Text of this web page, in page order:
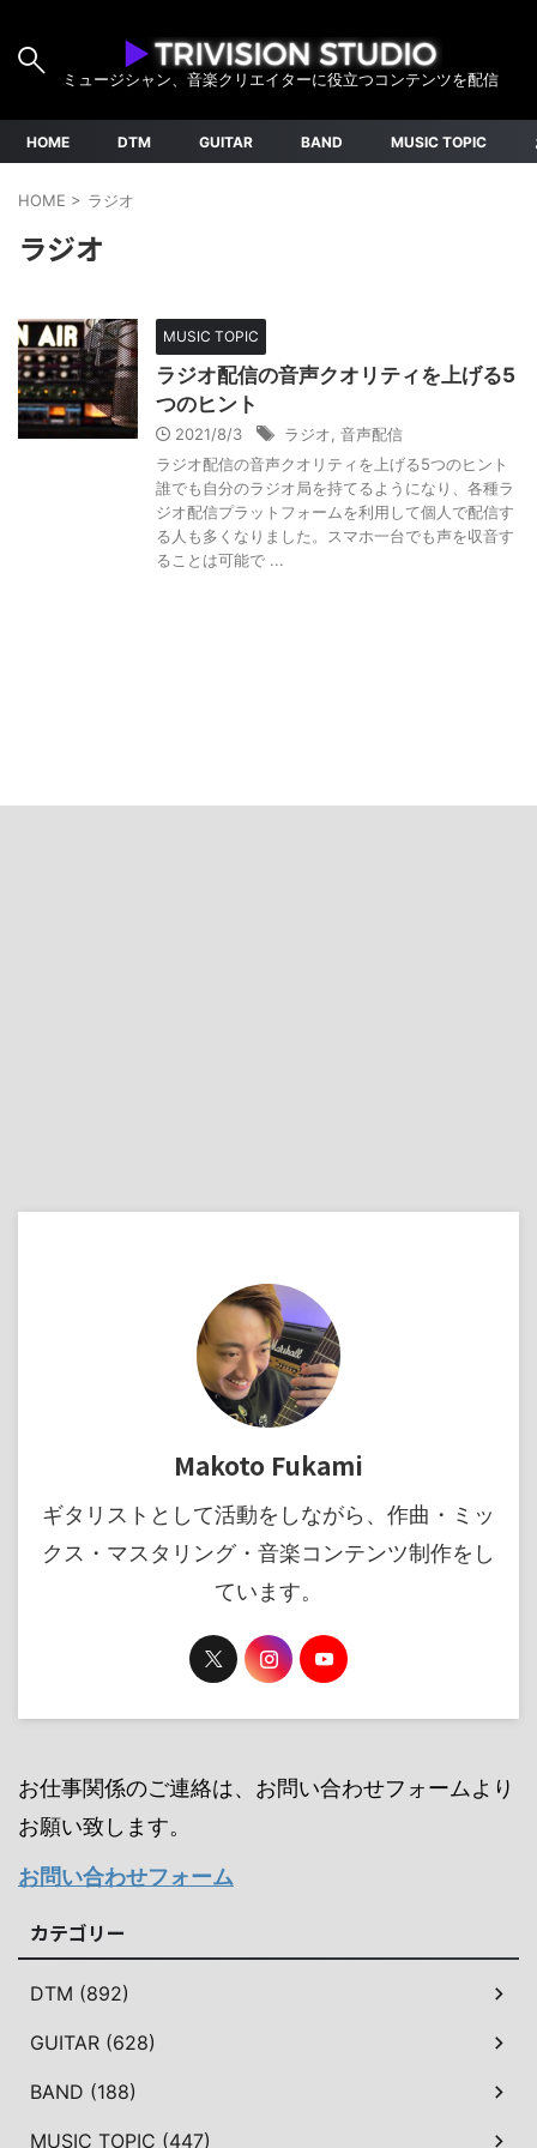
ミュージシャン、音楽クリエイターに役立つコンテンツを配信
HOME DTM GUITAR BAND MUSIC TOPIC
HOME > ラジオ
ラジオ
MUSIC TOPIC
ラジオ配信の音声クオリティを上げる5
つのヒント
2021/8/3 ラジオ 音声配信
ラジオ配信の音声クオリティを上げる5つのヒント
誰でも自分のラジオ局を持てるようになり、各種ラ
ジオ配信プラットフォームを利用して個人で配信す
る人も多くなりました。スマホ一台でも声を収音す
ることは可能で ...
Makoto Fukami
ギタリストとして活動をしながら、作曲・ミッ
クス・マスタリング・音楽コンテンツ制作をし
ています。
お仕事関係のご連絡は、お問い合わせフォームより
お願い致します。
お問い合わせフォーム
カテゴリー
DTM (892)
GUITAR (628)
BAND (188)
MUSIC TOPIC (447)